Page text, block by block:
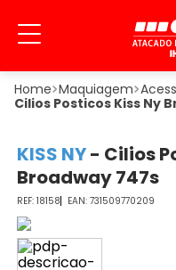
Maquiagem
Cilios Posticos Kiss Ny
KISS NY- Cilios
Broadway 747s
18158 731509770209